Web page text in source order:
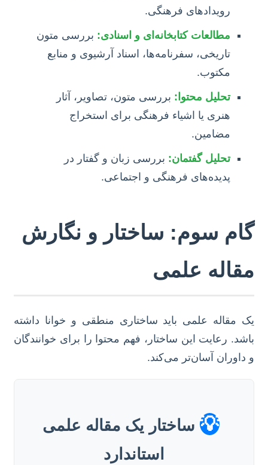
رویدادهای فرهنگی.
مطالعات کتابخانه‌ای و اسنادی: بررسی متون
تاریخی، سفرنامه‌ها، اسناد آرشیوی و منابع
مکتوب.
تحلیل محتوا: بررسی متون، تصاویر، آثار
هنری یا اشیاء فرهنگی برای استخراج
مضامین.
تحلیل گفتمان: بررسی زبان و گفتار در
پدیده‌های فرهنگی و اجتماعی.
گام سوم: ساختار و نگارش
مقاله علمی
یک مقاله علمی باید ساختاری منطقی و خوانا داشته
باشد. رعایت این ساختار، فهم محتوا را برای خوانندگان
و داوران آسان‌تر می‌کند.
💡 ساختار یک مقاله علمی
استاندارد